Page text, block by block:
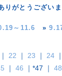
がとうございま
～11.6 »
｜ 22 ｜ 23 ｜ 24 ｜
｜ 46 ｜*47 ｜ 48